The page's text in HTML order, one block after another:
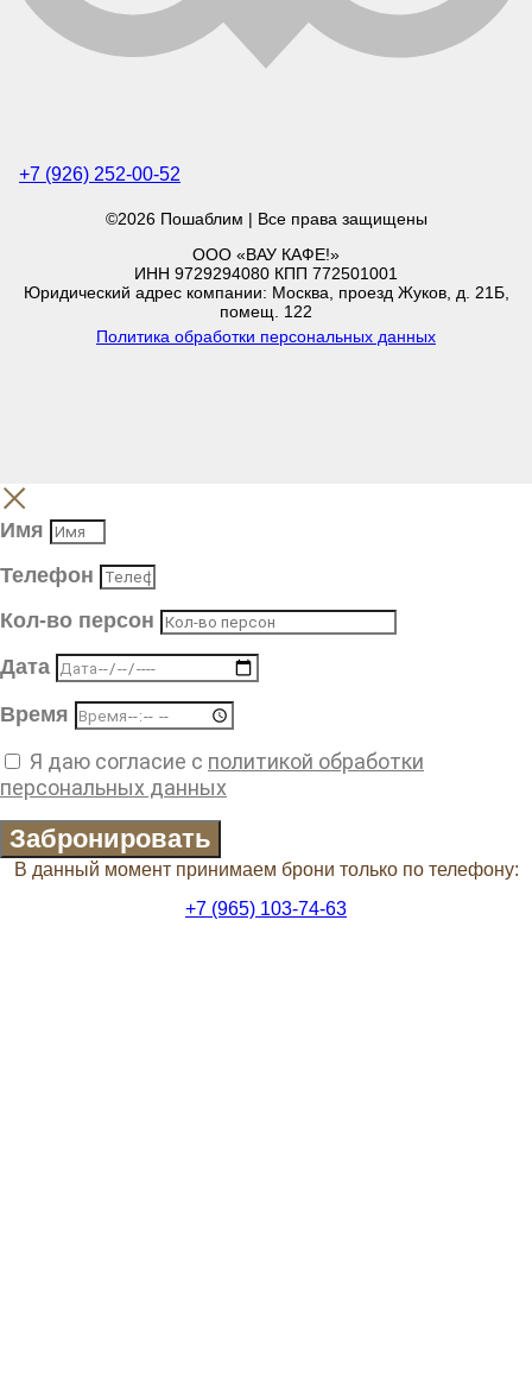
+7 (926) 252-00-52
©2026 Пошаблим | Все права защищены
ООО «ВАУ КАФЕ!»
ИНН 9729294080 КПП 772501001
Юридический адрес компании: Москва, проезд Жуков, д. 21Б,
помещ. 122
Политика обработки персональных данных
Имя
Телефон
Кол-во персон
Дата
Время
Я даю согласие с политикой обработки
персональных данных
Забронировать
В данный момент принимаем брони только по телефону:
+7 (965) 103-74-63